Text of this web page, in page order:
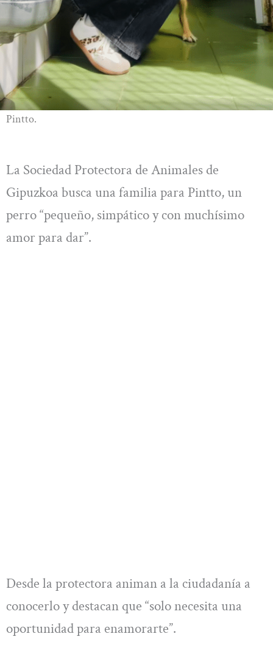
Pintto.
La Sociedad Protectora de Animales de
Gipuzkoa busca una familia para Pintto, un
perro “pequeño, simpático y con muchísimo
amor para dar”.
Desde la protectora animan a la ciudadanía a
conocerlo y destacan que “solo necesita una
oportunidad para enamorarte”.